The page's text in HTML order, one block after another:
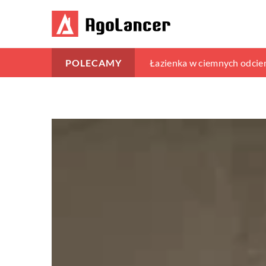
POLECAMY Jak ergonomiczne meble
Łazienka w ciemnych
Jak prawidłowo dobrać